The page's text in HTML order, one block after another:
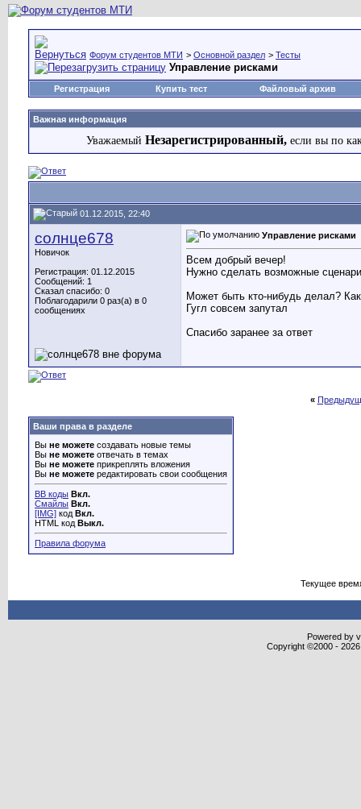
Форум студентов МТИ > Основной раздел > Тесты
Управление рисками
Регистрация Купить тест Файловый архив
Важная информация
Уважаемый Незарегистрированный, если вы по
01.12.2015, 22:40
солнце678
Новичок
Регистрация: 01.12.2015
Сообщений: 1
Сказал спасибо: 0
Поблагодарили 0 раз(а) в 0
сообщениях
Управление рисками
Всем добрый вечер!
Нужно сделать возможные
Может быть кто-нибудь делал?
Гугл совсем запутал
Спасибо заранее за ответ
«
Ваши права в разделе
Вы не можете создавать новые темы
Вы не можете отвечать в темах
Вы не можете прикреплять вложения
Вы не можете редактировать свои сообщения
BB коды Вкл.
Смайлы Вкл.
[IMG] код Вкл.
HTML код Выкл.
Правила форума
Текущее
Powered by
Copyright ©2000 -